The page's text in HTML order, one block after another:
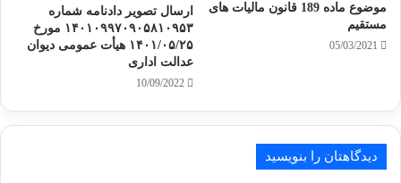
موضوع ماده 189 قانون مالیات های
مستقیم
05/03/2021
ارسال تصویر دادنامه شماره
۱۴۰۱۰۹۹۷۰۹۰۵۸۱۰۹۵۳ مورخ
۱۴۰۱/۰۵/۲۵ هیأت عمومی دیوان
عدالت اداری
10/09/2022
دیدگاهتان را بنویسید